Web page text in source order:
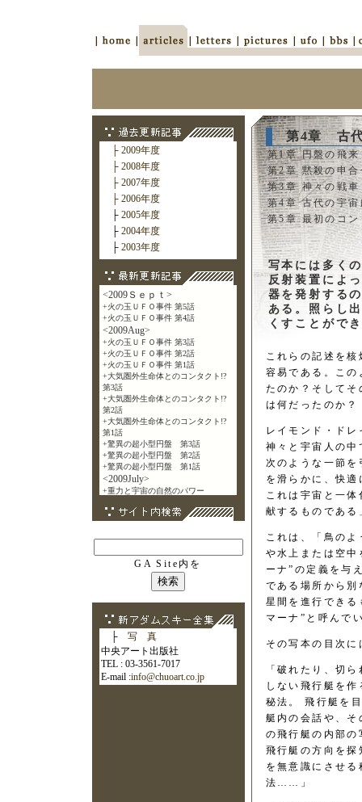
├ 2009年度
├ 2008年度
├ 2007年度
├ 2006年度
├ 2005年度
├ 2004年度
├ 2003年度
GA Site内を
├ 写 真
中央アート出版社
TEL : 03-3561-7017
E-mail :info@chuoart.co.jp
第4章 古代
写本には多く
反射装置によ
器を発射する
ある。照らし
くすことがで
これらの記述を
容易である。こ
たのか？そして
は何だったのか？
レイモンド・ド
神々と宇宙人の
次のような一節
を滑らかに、快
これは宇宙と一
献するものである
これは、「鳥の
や水上または空
ーナ”の定義を与
である場所から
星間を進行でき
マーナ”と呼んで
その写本の目次
「破れたり、切
しない飛行艇を
秘法。 飛行艇を
艇内の会話や、
の飛行艇の内部
飛行艇の方向を
を無意識にさせ
法……」